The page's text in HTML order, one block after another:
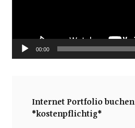
00:00
Internet Portfolio buchen
*kostenpflichtig*